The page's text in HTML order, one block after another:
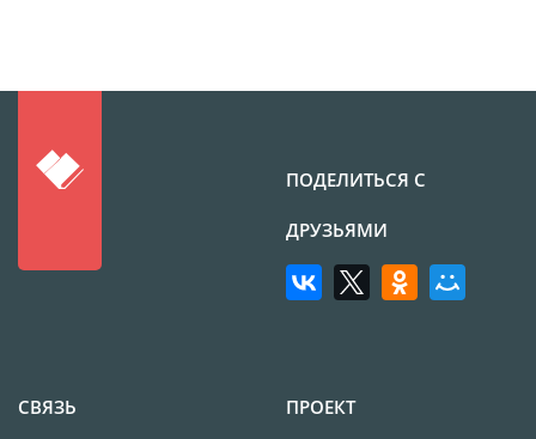
наклейки
Печать на бэклите
ПОДЕЛИТЬСЯ С
ДРУЗЬЯМИ
СВЯЗЬ ПРОЕКТ